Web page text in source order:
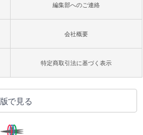
編集部へのご連絡
会社概要
特定商取引法に基づく表示
で見る